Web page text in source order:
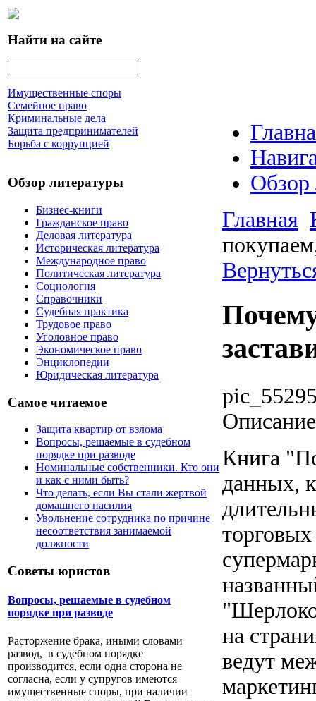
Найти на сайте
Имущественные споры
Семейное право
Криминальные дела
Защита предпринимателей
Борьба с коррупцией
Обзор литературы
Бизнес-книги
Гражданское право
Деловая литература
Историческая литература
Международное право
Политическая литература
Социология
Справочники
Судебная практика
Трудовое право
Уголовное право
Экономическое право
Энциклопедии
Юридическая литература
Самое читаемое
Защита квартир от взлома
Вопросы, решаемые в судебном
порядке при разводе
Номинальные собственники. Кто они
и как с ними быть?
Что делать, если Вы стали жертвой
домашнего насилия
Увольнение сотрудника по причине
несоответствия занимаемой
должности
Советы юристов
Вопросы, решаемые в судебном
порядке при разводе
Расторжение брака, иными словами
развод, в судебном порядке
производится, если одна сторона не
согласна, если у супругов имеются
имущественные споры, при наличии
Обзор
Главная
Описание
Книга
данных,
на
ведут